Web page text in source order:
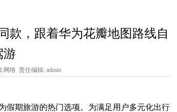
款，跟着华为花瓣地图路线自
游
:网络 责任编辑: admin
假期旅游的热门选项。为满足用户多元化出行